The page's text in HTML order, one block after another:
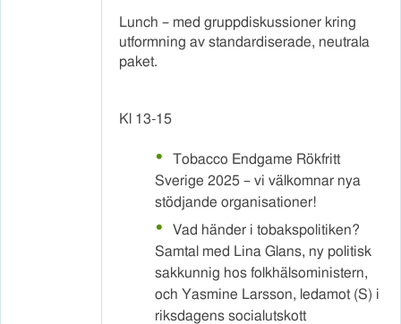
Lunch – med gruppdiskussioner kring
utformning av standardiserade, neutrala
paket.
Kl 13-15
Tobacco Endgame Rökfritt
Sverige 2025 – vi välkomnar nya
stödjande organisationer!
Vad händer i tobakspolitiken?
Samtal med Lina Glans, ny politisk
sakkunnig hos folkhälsoministern,
och Yasmine Larsson, ledamot (S) i
riksdagens socialutskott